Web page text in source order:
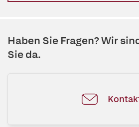
Haben Sie Fragen? Wir
Sie da.